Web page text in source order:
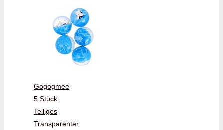
Gogogmee
5 Stück
Teiliges
Transparenter